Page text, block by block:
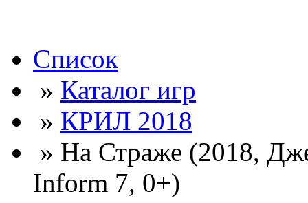
Список
» Каталог игр
» КРИЛ 2018
» На Страже (2018,
Inform 7, 0+)